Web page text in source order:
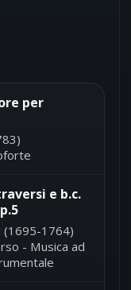
per
e b.c.
(1695-1764)
- Musica ad